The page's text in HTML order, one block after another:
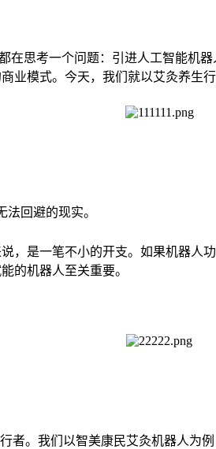
思考一个问题：引进人工智能机
模式。今天，我们就以艾灸养生
回避的现实。
，是一笔不小的开支。如果机器人
的机器人至关重要。
。我们以智美康民艾灸机器人为